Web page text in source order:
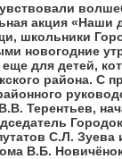
акция «Наши
школьники
новогодние
для детей,
района. С
Терентьев,
С.Л. Зуева
В.Б.